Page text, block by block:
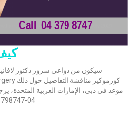
سيكون من دواعي سرور دكتور
موعد في دبي، الإمارات العربية المتحدة،
04-3798747 أو طلب موعد عبر الإنترنت.